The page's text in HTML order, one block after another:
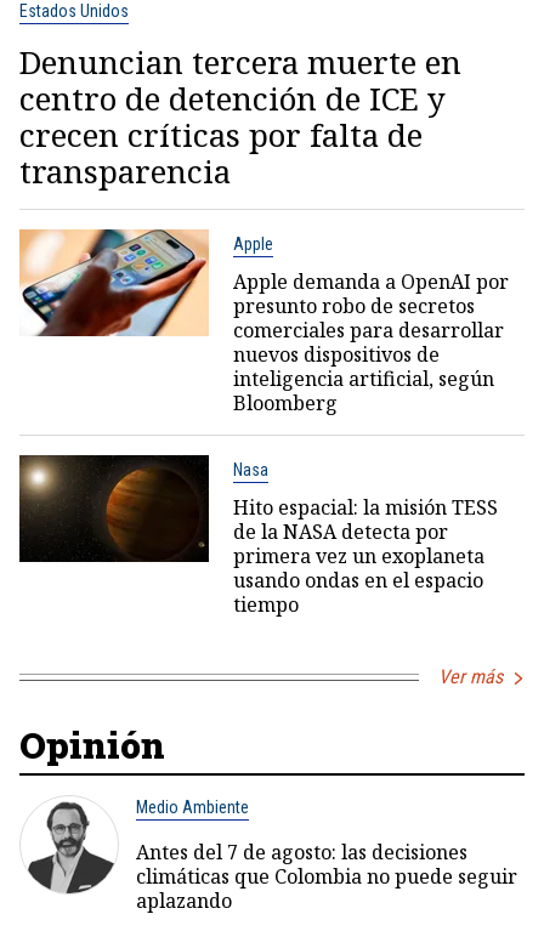
Estados Unidos
Denuncian tercera muerte en
centro de detención de ICE y
crecen críticas por falta de
transparencia
Apple
Apple demanda a OpenAI por
presunto robo de secretos
comerciales para desarrollar
nuevos dispositivos de
inteligencia artificial, según
Bloomberg
Nasa
Hito espacial: la misión TESS
de la NASA detecta por
primera vez un exoplaneta
usando ondas en el espacio
tiempo
Ver más
Opinión
Medio Ambiente
Antes del 7 de agosto: las decisiones
climáticas que Colombia no puede seguir
aplazando